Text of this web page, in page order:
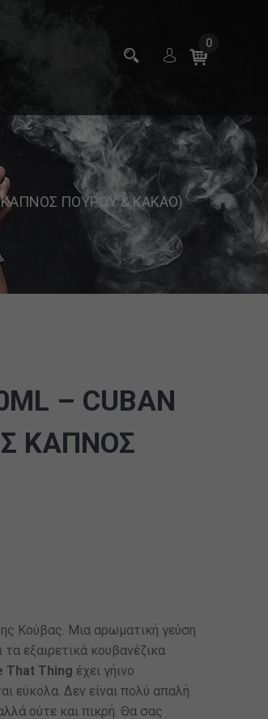
0
ΚΑΠΝΟΣ ΠΟΥΡΟΥ & ΚΑΚΑΟ)
– CUBAN
ΚΑΠΝΟΣ
Κούβας. Μια αρωματική γεύση
εξαιρετικά κουβανέζικα
That Thing έχει γήινο
εύκολα. Δεν είναι πολύ απαλή
ούτε και πικρή. Θα σας